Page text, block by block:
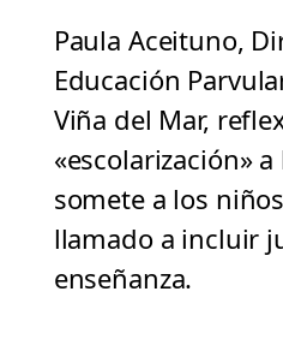
Paula Aceituno,
Educación
Viña del Mar,
«escolarización»
somete a los
llamado a incluir
enseñanza.